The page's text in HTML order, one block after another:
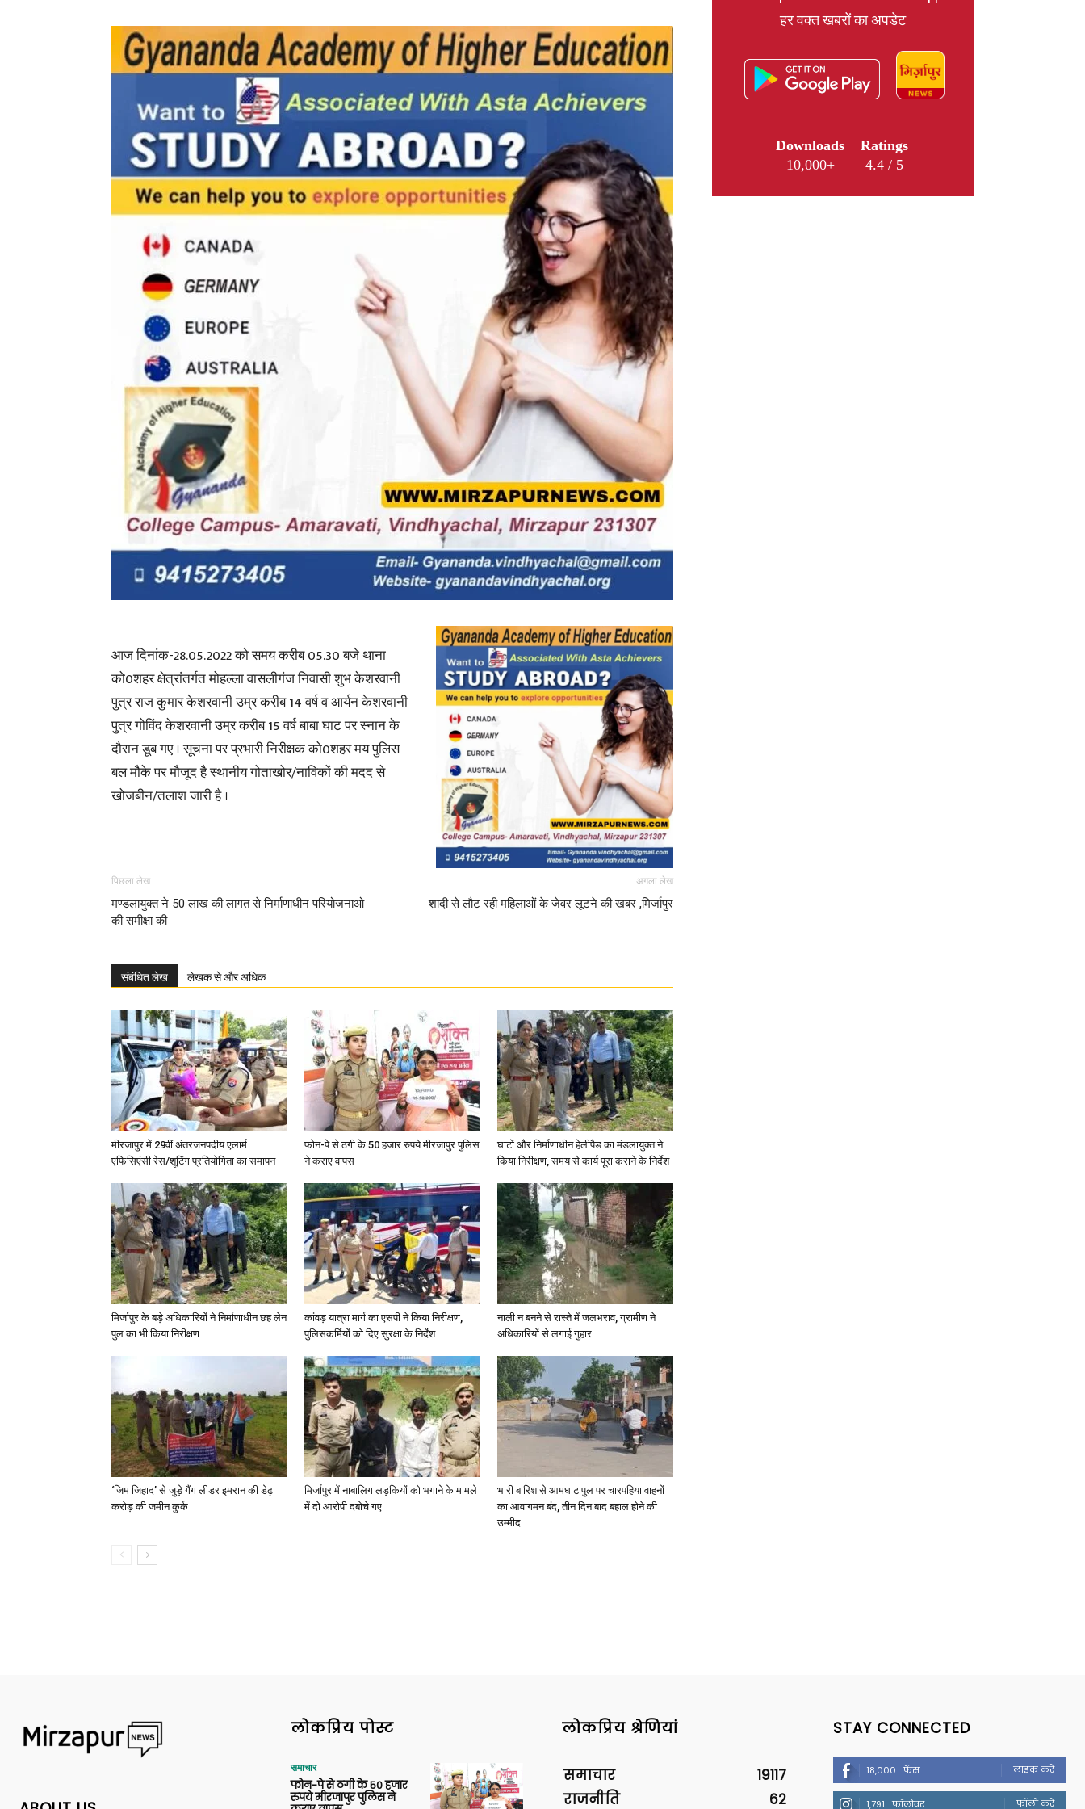
News,
Latest
News
in
Hindi,
Hindi
News
आज दिनांक-28.05.2022 को समय करीब 05.30 बजे थाना
को0शहर क्षेत्रांतर्गत मोहल्ला वासलीगंज निवासी शुभ केशरवानी
पुत्र राज कुमार केशरवानी उम्र करीब 14 वर्ष व आर्यन केशरवानी
पुत्र गोविंद केशरवानी उम्र करीब 15 वर्ष बाबा घाट पर स्नान के
दौरान डूब गए । सूचना पर प्रभारी निरीक्षक को0शहर मय पुलिस
बल मौके पर मौजूद है स्थानीय गोताखोर/नाविकों की मदद से
खोजबीन/तलाश जारी है ।
पिछला लेख
मण्डलायुक्त ने 50 लाख की लागत से निर्माणाधीन परियोजनाओ
की समीक्षा की
अगला लेख
शादी से लौट रही महिलाओं के जेवर लूटने की खबर ,मिर्जापुर
संबंधित लेख लेखक से और अधिक
मीरजापुर में 29वीं अंतरजनपदीय एलार्म
एफिसिएंसी रेस/शूटिंग प्रतियोगिता का समापन
फोन-पे से ठगी के 50 हजार रुपये मीरजापुर पुलिस
ने कराए वापस
घाटों और निर्माणाधीन हेलीपैड का मंडलायुक्त ने
किया निरीक्षण, समय से कार्य पूरा कराने के निर्देश
मिर्जापुर के बड़े अधिकारियों ने निर्माणाधीन छह लेन
पुल का भी किया निरीक्षण
कांवड़ यात्रा मार्ग का एसपी ने किया निरीक्षण,
पुलिसकर्मियों को दिए सुरक्षा के निर्देश
नाली न बनने से रास्ते में जलभराव, ग्रामीण ने
अधिकारियों से लगाई गुहार
‘जिम जिहाद’ से जुड़े गैंग लीडर इमरान की डेढ़
करोड़ की जमीन कुर्क
मिर्जापुर में नाबालिग लड़कियों को भगाने के मामले
में दो आरोपी दबोचे गए
भारी बारिश से आमघाट पुल पर चारपहिया वाहनों
का आवागमन बंद, तीन दिन बाद बहाल होने की
उम्मीद
हर वक्त खबरों का अपडेट
Downloads
10,000+
Ratings
4.4 / 5
लोकप्रिय पोस्ट
समाचार
फोन-पे से ठगी के 50 हजार
रुपये मीरजापुर पुलिस ने
लोकप्रिय श्रेणियां
समाचार
19117
राजनीति
62
STAY CONNECTED
18,000 फैंस लाइक करें
1,791 फॉलोवर फॉलो करें